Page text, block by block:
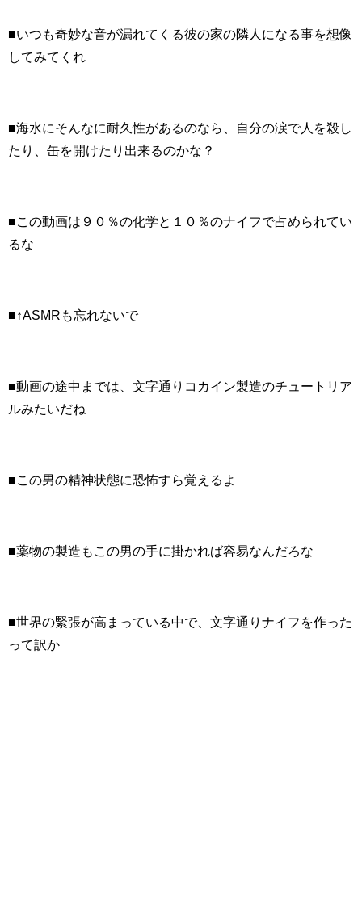
■いつも奇妙な音が漏れてくる彼の家の隣人になる事を想像
してみてくれ
■海水にそんなに耐久性があるのなら、自分の涙で人を殺し
たり、缶を開けたり出来るのかな？
■この動画は９０％の化学と１０％のナイフで占められてい
るな
■↑ASMRも忘れないで
■動画の途中までは、文字通りコカイン製造のチュートリア
ルみたいだね
■この男の精神状態に恐怖すら覚えるよ
■薬物の製造もこの男の手に掛かれば容易なんだろな
■世界の緊張が高まっている中で、文字通りナイフを作った
って訳か